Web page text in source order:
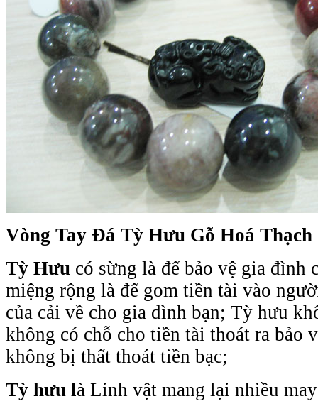
Vòng Tay Đá Tỳ Hưu Gỗ Hoá Thạch
Tỳ Hưu có sừng là để bảo vệ gia đình
miệng rộng là để gom tiền tài vào
của cải về cho gia dình bạn; Tỳ hưu
không có chỗ cho tiền tài thoát ra bảo
không bị thất thoát tiền bạc;
Tỳ hưu là Linh vật mang lại nhiều